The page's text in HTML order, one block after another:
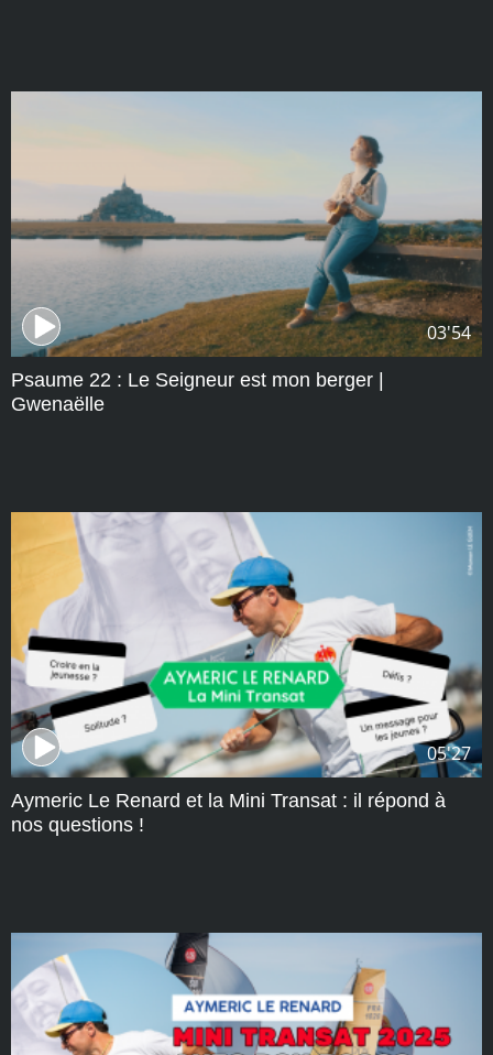
03'54
Psaume 22 : Le Seigneur est mon berger |
Gwenaëlle
05'27
Aymeric Le Renard et la Mini Transat : il répond à
nos questions !